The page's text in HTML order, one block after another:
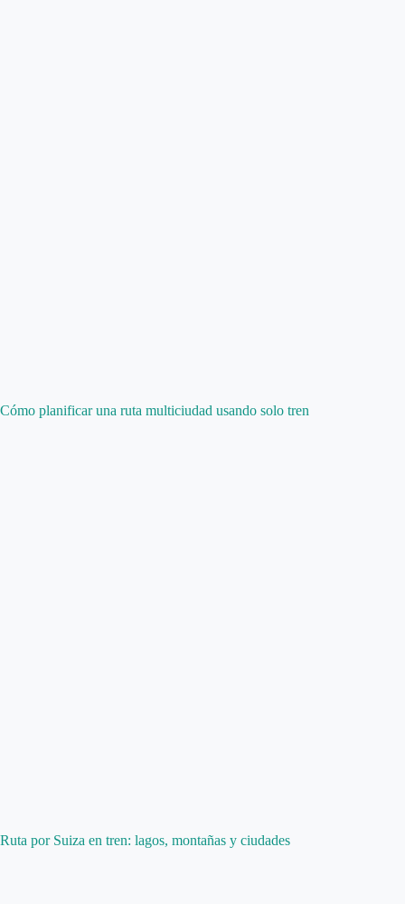
Cómo planificar una ruta multiciudad usando solo tren
Ruta por Suiza en tren: lagos, montañas y ciudades